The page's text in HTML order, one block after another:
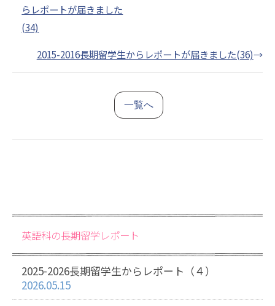
らレポートが届きました
(34)
2015-2016長期留学生からレポートが届きました(36)→
一覧へ
英語科の長期留学レポート
2025-2026長期留学生からレポート（４）
2026.05.15